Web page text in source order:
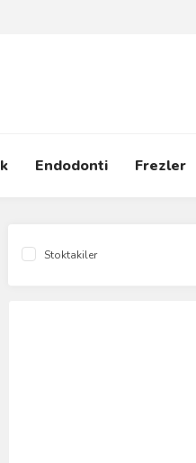
Endodonti Frezler
Stoktakiler